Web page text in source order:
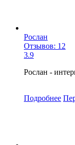
Рослан
Отзывов: 12
3.9
Рослан -
Подробнее